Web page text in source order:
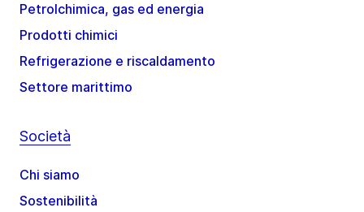
Petrolchimica, gas ed energia
Prodotti chimici
Refrigerazione e riscaldamento
Settore marittimo
Società
Chi siamo
Sostenibilità